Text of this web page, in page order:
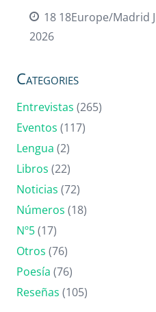
18 18Europe/Madrid
2026
Categories
Entrevistas (265)
Eventos (117)
Lengua (2)
Libros (22)
Noticias (72)
Números (18)
Nº5(17)
Otros (76)
Poesía (76)
Reseñas (105)